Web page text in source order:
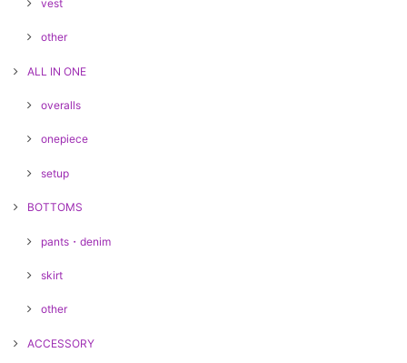
vest
other
ALL IN ONE
overalls
onepiece
setup
BOTTOMS
pants・denim
skirt
other
ACCESSORY